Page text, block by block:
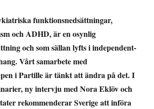
funktionsnedsättningar,
och ADHD, är en osynlig
och som sällan lyfts i independent-
Vårt samarbete med
i Partille är tänkt att ändra på det. I
ny intervju med Nora Eklöv och
rekommenderar Sverige att införa